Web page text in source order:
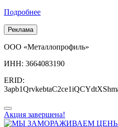
Подробнее
Реклама
ООО «Металлопрофиль»
ИНН: 3664083190
ERID:
Акция завершена!